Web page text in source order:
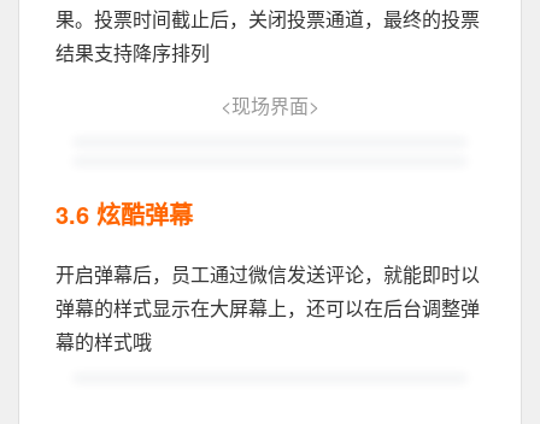
果。投票时间截止后，关闭投票通道，最终的投票
结果支持降序排列
<现场界面>
3.6 炫酷弹幕
开启弹幕后，员工通过微信发送评论，就能即时以
弹幕的样式显示在大屏幕上，还可以在后台调整弹
幕的样式哦